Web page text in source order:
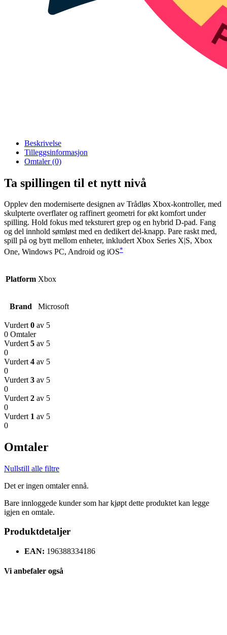
Beskrivelse
Tilleggsinformasjon
Omtaler (0)
Ta spillingen til et nytt nivå
Opplev den moderniserte designen av Trådløs Xbox-kontroller, med
skulpterte overflater og raffinert geometri for økt komfort under
spilling. Hold fokus med teksturert grep og en hybrid D-pad. Fang
og del innhold sømløst med en dedikert del-knapp. Pare raskt med,
spill på og bytt mellom enheter, inkludert Xbox Series X|S, Xbox
One, Windows PC, Android og iOS*
Platform Xbox
Brand Microsoft
Vurdert 0 av 5
0 Omtaler
Vurdert 5 av 5
0
Vurdert 4 av 5
0
Vurdert 3 av 5
0
Vurdert 2 av 5
0
Vurdert 1 av 5
0
Omtaler
Nullstill alle filtre
Det er ingen omtaler ennå.
Bare innloggede kunder som har kjøpt dette produktet kan legge
igjen en omtale.
Produktdetaljer
EAN: 196388334186
Vi anbefaler også